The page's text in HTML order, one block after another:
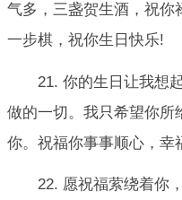
气多，三盏贺生酒，祝你
一步棋，祝你生日快乐!
21. 你的生日让我想
做的一切。我只希望你所
你。祝福你事事顺心，幸
22. 愿祝福萦绕着你